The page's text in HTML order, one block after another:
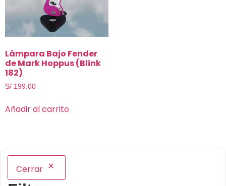
Lámpara Bajo Fender
de Mark Hoppus (Blink
182)
S/ 199.00
Añadir al carrito
Cerrar